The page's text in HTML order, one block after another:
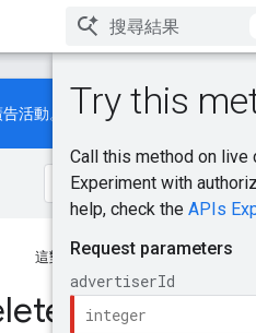
活動。
這對你有幫助嗎？
提供意見